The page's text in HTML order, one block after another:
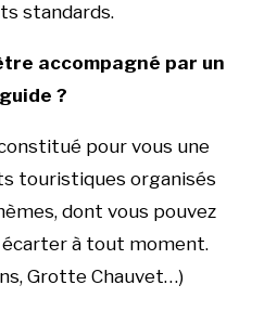
standards.
accompagné par un
guide ?
pour vous une
touristiques organisés
dont vous pouvez
à tout moment.
Grotte Chauvet…)